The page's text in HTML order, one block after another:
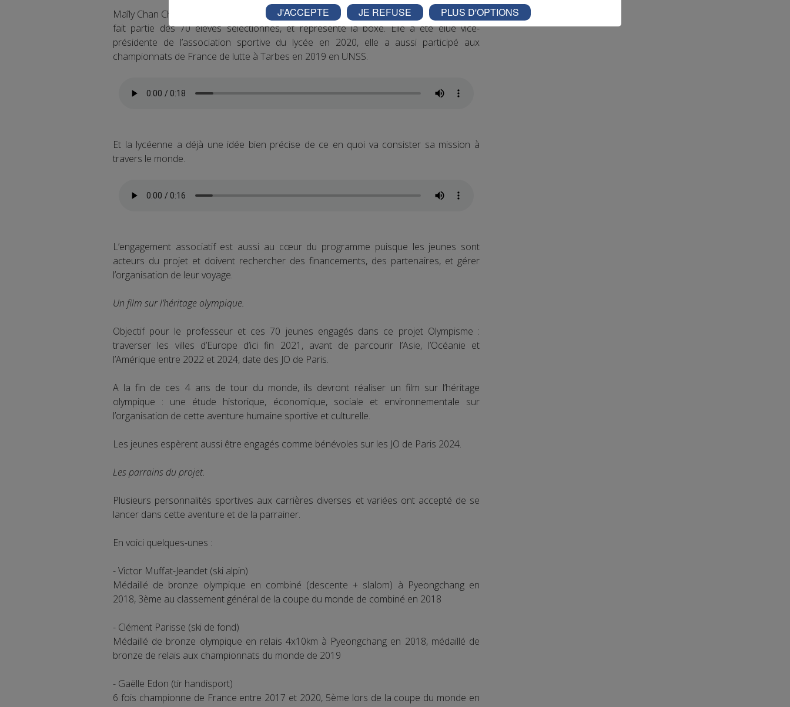
Maîly Chan Chu est élève de Terminale STMG au lycée Guillaume Fichet de Bonneville et
fait partie des 70 élèves sélectionnés, et représente la boxe. Elle a été élue vice-
présidente de l’association sportive du lycée en 2020, elle a aussi participé aux
championnats de France de lutte à Tarbes en 2019 en UNSS.
Et la lycéenne a déjà une idée bien précise de ce en quoi va consister sa mission à
travers le monde.
L’engagement associatif est aussi au cœur du programme puisque les jeunes sont
acteurs du projet et doivent rechercher des financements, des partenaires, et gérer
l’organisation de leur voyage.
Un film sur l’héritage olympique.
Objectif pour le professeur et ces 70 jeunes engagés dans ce projet Olympisme :
traverser les villes d’Europe d’ici fin 2021, avant de parcourir l’Asie, l’Océanie et
l’Amérique entre 2022 et 2024, date des JO de Paris.
A la fin de ces 4 ans de tour du monde, ils devront réaliser un film sur l’héritage
olympique : une étude historique, économique, sociale et environnementale sur
l’organisation de cette aventure humaine sportive et culturelle.
Les jeunes espèrent aussi être engagés comme bénévoles sur les JO de Paris 2024.
Les parrains du projet.
Plusieurs personnalités sportives aux carrières diverses et variées ont accepté de se
lancer dans cette aventure et de la parrainer.
En voici quelques-unes :
- Victor Muffat-Jeandet (ski alpin)
Médaillé de bronze olympique en combiné (descente + slalom) à Pyeongchang en
2018, 3ème au classement général de la coupe du monde de combiné en 2018
- Clément Parisse (ski de fond)
Médaillé de bronze olympique en relais 4x10km à Pyeongchang en 2018, médaillé de
bronze de relais aux championnats du monde de 2019
- Gaëlle Edon (tir handisport)
6 fois championne de France entre 2017 et 2020, 5ème lors de la coupe du monde en
J'ACCEPTE JE REFUSE PLUS D'OPTIONS